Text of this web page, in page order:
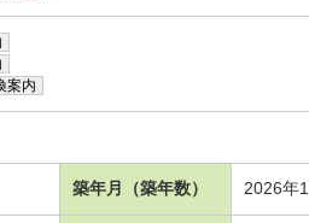
案内
築年月（築年数） 2026年